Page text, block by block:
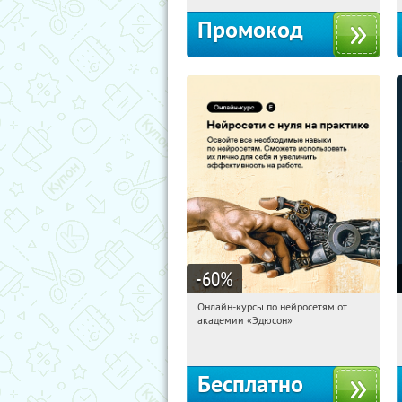
Промокод
-60%
11:03:05 Получили:
Онлайн-курсы по нейросетям от
академии «Эдюсон»
Бесплатно